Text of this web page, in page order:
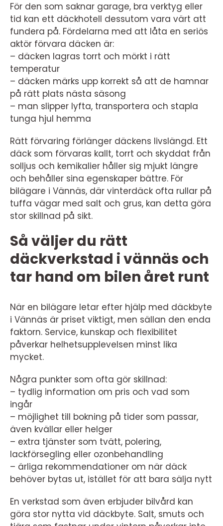
För den som saknar garage, bra verktyg eller
tid kan ett däckhotell dessutom vara värt att
fundera på. Fördelarna med att låta en seriös
aktör förvara däcken är:
– däcken lagras torrt och mörkt i rätt
temperatur
– däcken märks upp korrekt så att de hamnar
på rätt plats nästa säsong
– man slipper lyfta, transportera och stapla
tunga hjul hemma
Rätt förvaring förlänger däckens livslängd. Ett
däck som förvaras kallt, torrt och skyddat från
solljus och kemikalier håller sig mjukt längre
och behåller sina egenskaper bättre. För
bilägare i Vännäs, där vinterdäck ofta rullar på
tuffa vägar med salt och grus, kan detta göra
stor skillnad på sikt.
Så väljer du rätt
däckverkstad i vännäs och
tar hand om bilen året runt
När en bilägare letar efter hjälp med däckbyte
i Vännäs är priset viktigt, men sällan den enda
faktorn. Service, kunskap och flexibilitet
påverkar helhetsupplevelsen minst lika
mycket.
Några punkter som ofta gör skillnad:
– tydlig information om pris och vad som
ingår
– möjlighet till bokning på tider som passar,
även kvällar eller helger
– extra tjänster som tvätt, polering,
lackförsegling eller ozonbehandling
– ärliga rekommendationer om när däck
behöver bytas ut, istället för att bara sälja nytt
En verkstad som även erbjuder bilvård kan
göra stor nytta vid däckbyte. Salt, smuts och